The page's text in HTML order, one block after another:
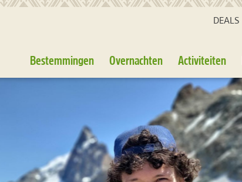
DEALS
Bestemmingen Overnachten Activiteiten